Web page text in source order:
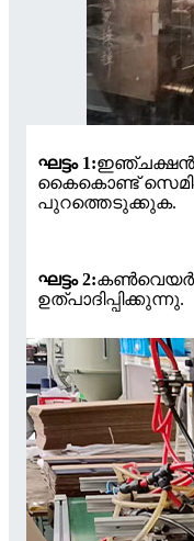
ഘട്ടം 1:ഇഞ്ചക്ഷൻ
കൈകൊണ്ട് സെമി-
പുറത്തെടുക്കുക.
ഘട്ടം 2:കൺവെയർ
ഉത്പാദിപ്പിക്കുന്നു.